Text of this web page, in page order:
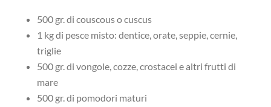
500 gr. di couscous o cuscus
1 kg di pesce misto: dentice, orate, seppie, cernie,
triglie
500 gr. di vongole, cozze, crostacei e altri frutti di
mare
500 gr. di pomodori maturi